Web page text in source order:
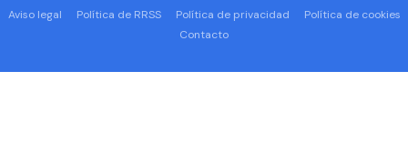
Aviso legal Política de RRSS Política de privacidad
Política de cookies
Contacto